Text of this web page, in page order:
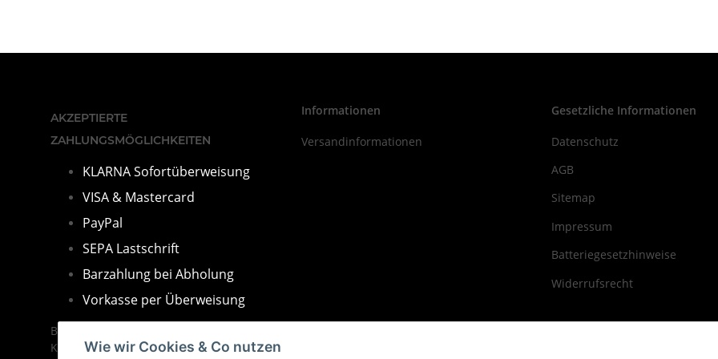
Wie wir Cookies & Co nutzen
AKZEPTIERTE
ZAHLUNGSMÖGLICHKEITEN
KLARNA Sofortüberweisung
VISA & Mastercard
PayPal
SEPA Lastschrift
Barzahlung bei Abholung
Vorkasse per Überweisung
Bei Fragen finden Sie unsere
Kontakdaten im Impressum.
Informationen
Versandinformationen
Gesetzliche Informationen
Datenschutz
AGB
Sitemap
Impressum
Batteriegesetzhinweise
Widerrufsrecht